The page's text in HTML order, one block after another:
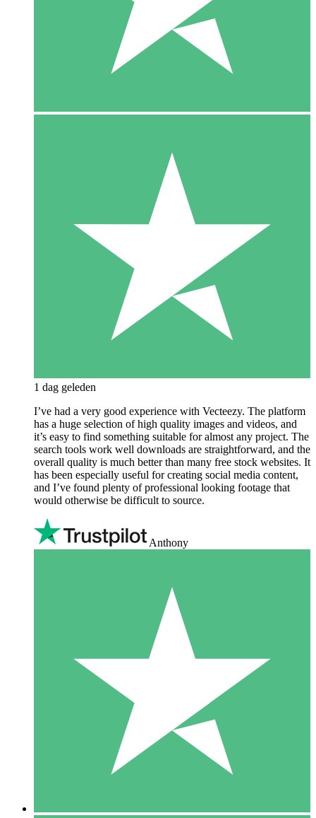
1 dag geleden
I’ve had a very good experience with Vecteezy. The platform
has a huge selection of high quality images and videos, and
it’s easy to find something suitable for almost any project. The
search tools work well downloads are straightforward, and the
overall quality is much better than many free stock websites. It
has been especially useful for creating social media content,
and I’ve found plenty of professional looking footage that
would otherwise be difficult to source.
Anthony